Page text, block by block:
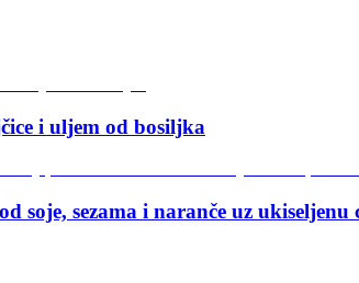
i uljem od bosiljka
soje, sezama i naranče uz